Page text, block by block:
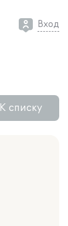
Вход
К списку